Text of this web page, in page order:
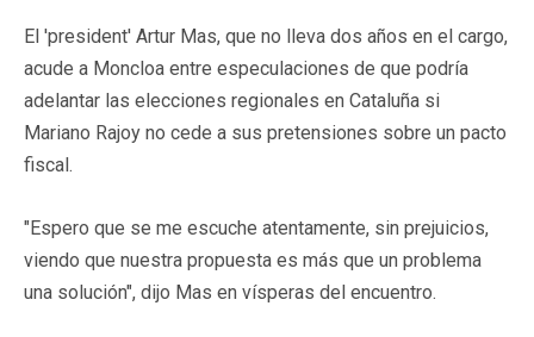
El 'president' Artur Mas, que no lleva dos años en el cargo,
acude a Moncloa entre especulaciones de que podría
adelantar las elecciones regionales en Cataluña si
Mariano Rajoy no cede a sus pretensiones sobre un pacto
fiscal.
"Espero que se me escuche atentamente, sin prejuicios,
viendo que nuestra propuesta es más que un problema
una solución", dijo Mas en vísperas del encuentro.